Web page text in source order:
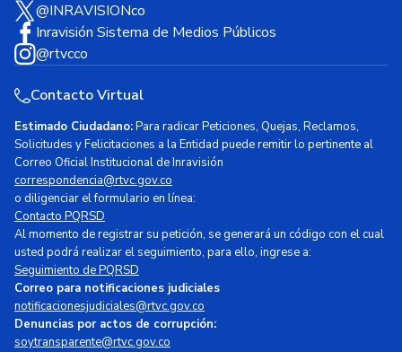
@INRAVISIONco
Inravisión Sistema de Medios Públicos
@rtvcco
Contacto Virtual
Estimado Ciudadano:Para radicar Peticiones, Quejas, Reclamos,
Solicitudes y Felicitaciones a la Entidad puede remitir lo pertinente al
Correo Oficial Institucional de Inravisión
correspondencia@rtvc.gov.co
o diligenciar el formulario en línea:
Contacto PQRSD
Al momento de registrar su petición, se generará un código con el cual
usted podrá realizar el seguimiento, para ello, ingrese a:
Seguimiento de PQRSD
Correo para notificaciones judiciales
notificacionesjudiciales@rtvc.gov.co
Denuncias por actos de corrupción:
soytransparente@rtvc.gov.co